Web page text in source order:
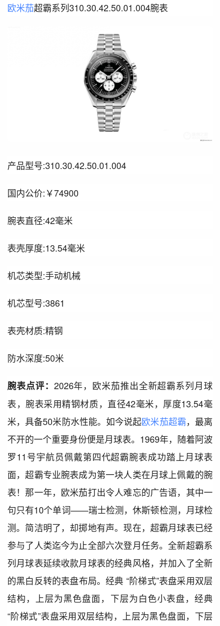
欧米茄超霸系列310.30.42.50.01.004腕表
产品型号:310.30.42.50.01.004
国内公价:￥74900
腕表直径:42毫米
表壳厚度:13.54毫米
机芯类型:手动机械
机芯型号:3861
表壳材质:精钢
防水深度:50米
腕表点评： 2026年，欧米茄推出全新超霸系列月球
表，腕表采用精钢材质，直径42毫米，厚度13.54毫
米，具备50米防水性能。如今说起欧米茄超霸，最离
不开的一个重要身份便是月球表。1969年，随着阿波
罗11号宇航员佩戴第四代超霸腕表成功踏上月球表
面，超霸专业腕表成为第一块人类在月球上佩戴的腕
表！那一年，欧米茄打出令人难忘的广告语，其中一
句只有10个单词——瑞士检测，休斯顿检测，月球检
测。简洁明了，却掷地有声。现在，超霸月球表已经
参与了人类迄今为止全部六次登月任务。全新超霸系
列月球表延续收款月球表的经典风格，并加入了全新
的黑白反转的表盘布局。经典 “阶梯式”表盘采用双层
结构，上层为黑色盘面，下层为白色小表盘，经典
“阶梯式”表盘采用双层结构，上层为黑色盘面，下层